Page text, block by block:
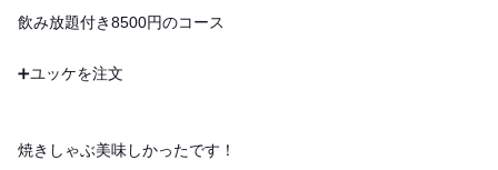
飲み放題付き8500円のコース
➕ユッケを注文
焼きしゃぶ美味しかったです！